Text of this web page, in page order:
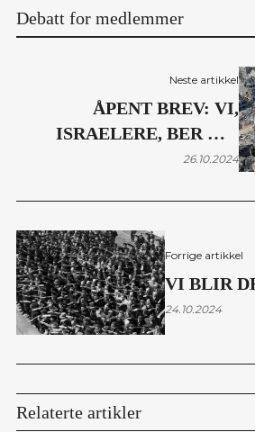
Debatt for medlemmer
Forrige artikkel
VI BLIR
24.10.2024
Neste artikkel
ÅPENT BREV: VI,
ISRAELERE, BER OM
INTERNASJONALT PRESS
TVINGE FREM EN
UMIDDELBAR
VÅPENHVILE
26.10.2024
Relaterte artikler